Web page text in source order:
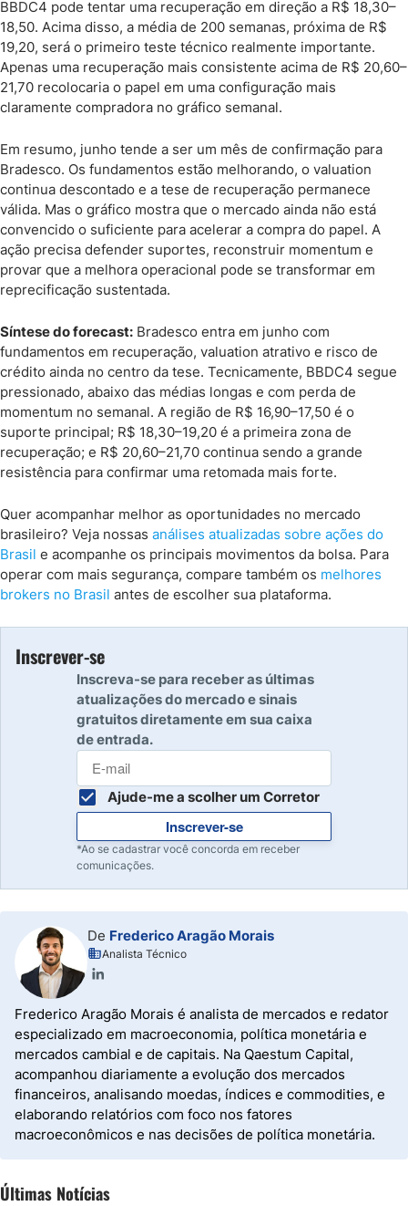
BBDC4 pode tentar uma recuperação em direção a R$ 18,30–
18,50. Acima disso, a média de 200 semanas, próxima de R$
19,20, será o primeiro teste técnico realmente importante.
Apenas uma recuperação mais consistente acima de R$ 20,60–
21,70 recolocaria o papel em uma configuração mais
claramente compradora no gráfico semanal.
Em resumo, junho tende a ser um mês de confirmação para
Bradesco. Os fundamentos estão melhorando, o valuation
continua descontado e a tese de recuperação permanece
válida. Mas o gráfico mostra que o mercado ainda não está
convencido o suficiente para acelerar a compra do papel. A
ação precisa defender suportes, reconstruir momentum e
provar que a melhora operacional pode se transformar em
reprecificação sustentada.
Síntese do forecast: Bradesco entra em junho com
fundamentos em recuperação, valuation atrativo e risco de
crédito ainda no centro da tese. Tecnicamente, BBDC4 segue
pressionado, abaixo das médias longas e com perda de
momentum no semanal. A região de R$ 16,90–17,50 é o
suporte principal; R$ 18,30–19,20 é a primeira zona de
recuperação; e R$ 20,60–21,70 continua sendo a grande
resistência para confirmar uma retomada mais forte.
Quer acompanhar melhor as oportunidades no mercado
brasileiro? Veja nossas análises atualizadas sobre ações do
Brasil e acompanhe os principais movimentos da bolsa. Para
operar com mais segurança, compare também os melhores
brokers no Brasil antes de escolher sua plataforma.
Inscrever-se
Inscreva-se para receber as últimas
atualizações do mercado e sinais
gratuitos diretamente em sua caixa
de entrada.
Ajude-me a scolher um Corretor
Inscrever-se
*Ao se cadastrar você concorda em receber
comunicações.
De Frederico Aragão Morais
Analista Técnico
Frederico Aragão Morais é analista de mercados e redator
especializado em macroeconomia, política monetária e
mercados cambial e de capitais. Na Qaestum Capital,
acompanhou diariamente a evolução dos mercados
financeiros, analisando moedas, índices e commodities, e
elaborando relatórios com foco nos fatores
macroeconômicos e nas decisões de política monetária.
Últimas Notícias